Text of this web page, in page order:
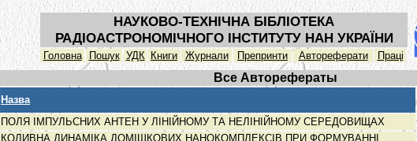
НАУКОВО-ТЕХНІЧНА БІБЛІОТЕКА
РАДІОАСТРОНОМІЧНОГО ІНСТИТУТУ НАН УКРАЇНИ
Головна Пошук УДК Книги Журнали Препринти Автореферати Праці
Все Авторефераты
Назва
ПОЛЯ ІМПУЛЬСНИХ АНТЕН У ЛІНІЙНОМУ ТА НЕЛІНІЙНОМУ СЕРЕДОВИЩАХ
КОЛИВНА ДИНАМІКА ДОМІШКОВИХ НАНОКОМПЛЕКСІВ ПРИ ФОРМУВАННІ